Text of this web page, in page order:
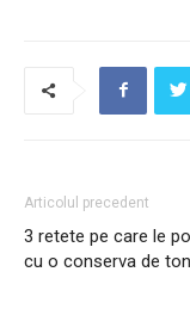
Articolul precedent
3 retete pe care le
cu o conserva de ton